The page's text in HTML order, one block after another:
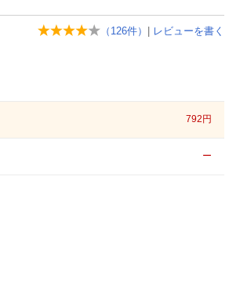
（ 126件） レビューを書く
792 円
ー